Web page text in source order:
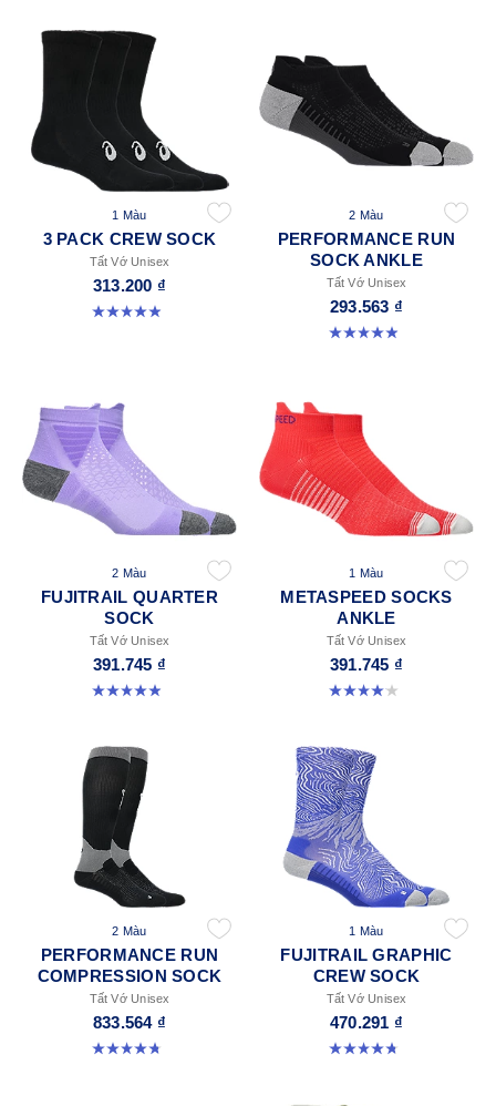
1 Màu
3 PACK CREW SOCK
Tất Vớ Unisex
313.200 ₫
4.9 trong số 5 sao. 164 đánh giá
2 Màu
PERFORMANCE RUN
SOCK ANKLE
Tất Vớ Unisex
293.563 ₫
4.9 trong số 5 sao. 49 đánh giá
2 Màu
FUJITRAIL QUARTER
SOCK
Tất Vớ Unisex
391.745 ₫
4.9 trong số 5 sao. 56 đánh giá
1 Màu
METASPEED SOCKS
ANKLE
Tất Vớ Unisex
391.745 ₫
4.0 trong số 5 sao. 41 đánh giá
2 Màu
PERFORMANCE RUN
COMPRESSION SOCK
Tất Vớ Unisex
833.564 ₫
4.8 trong số 5 sao. 28 đánh giá
1 Màu
FUJITRAIL GRAPHIC
CREW SOCK
Tất Vớ Unisex
470.291 ₫
4.8 trong số 5 sao. 69 đánh giá